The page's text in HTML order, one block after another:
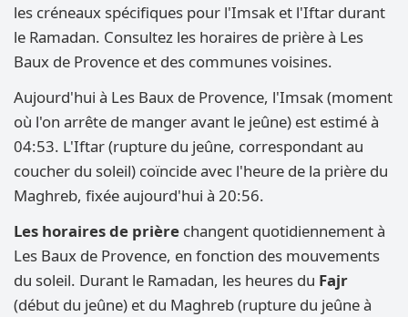
les créneaux spécifiques pour l'Imsak et l'Iftar durant
le Ramadan. Consultez les horaires de prière à Les
Baux de Provence et des communes voisines.
Aujourd'hui à Les Baux de Provence, l'Imsak (moment
où l'on arrête de manger avant le jeûne) est estimé à
04:53. L'Iftar (rupture du jeûne, correspondant au
coucher du soleil) coïncide avec l'heure de la prière du
Maghreb, fixée aujourd'hui à 20:56.
Les horaires de prière changent quotidiennement à
Les Baux de Provence, en fonction des mouvements
du soleil. Durant le Ramadan, les heures du Fajr
(début du jeûne) et du Maghreb (rupture du jeûne à